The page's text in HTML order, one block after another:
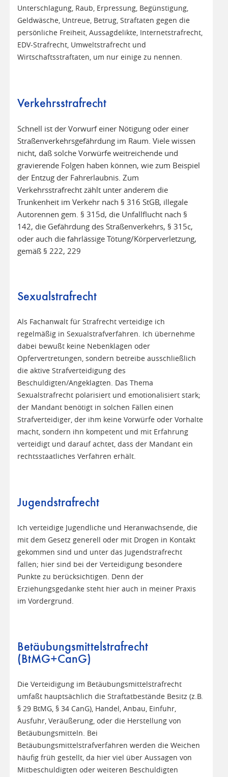
Unterschlagung, Raub, Erpressung, Begünstigung,
Geldwäsche, Untreue, Betrug, Straftaten gegen die
persönliche Freiheit, Aussagdelikte, Internetstrafrecht,
EDV-Strafrecht, Umweltstrafrecht und
Wirtschaftsstraftaten, um nur einige zu nennen.
Verkehrsstrafrecht
Schnell ist der Vorwurf einer Nötigung oder einer
Straßenverkehrsgefährdung im Raum. Viele wissen
nicht, daß solche Vorwürfe weitreichende und
gravierende Folgen haben können, wie zum Beispiel
der Entzug der Fahrerlaubnis. Zum
Verkehrsstrafrecht zählt unter anderem die
Trunkenheit im Verkehr nach § 316 StGB, illegale
Autorennen gem. § 315d, die Unfallflucht nach §
142, die Gefährdung des Straßenverkehrs, § 315c,
oder auch die fahrlässige Tötung/Körperverletzung,
gemäß § 222, 229
Sexualstrafrecht
Als Fachanwalt für Strafrecht verteidige ich
regelmäßig in Sexualstrafverfahren. Ich übernehme
dabei bewußt keine Nebenklagen oder
Opfervertretungen, sondern betreibe ausschließlich
die aktive Strafverteidigung des
Beschuldigten/Angeklagten. Das Thema
Sexualstrafrecht polarisiert und emotionalisiert stark;
der Mandant benötigt in solchen Fällen einen
Strafverteidiger, der ihm keine Vorwürfe oder Vorhalte
macht, sondern ihn kompetent und mit Erfahrung
verteidigt und darauf achtet, dass der Mandant ein
rechtsstaatliches Verfahren erhält.
Jugendstrafrecht
Ich verteidige Jugendliche und Heranwachsende, die
mit dem Gesetz generell oder mit Drogen in Kontakt
gekommen sind und unter das Jugendstrafrecht
fallen; hier sind bei der Verteidigung besondere
Punkte zu berücksichtigen. Denn der
Erziehungsgedanke steht hier auch in meiner Praxis
im Vordergrund.
Betäubungsmittelstrafrecht
(BtMG+CanG)
Die Verteidigung im Betäubungsmittelstrafrecht
umfaßt hauptsächlich die Straftatbestände Besitz (z.B.
§ 29 BtMG, § 34 CanG), Handel, Anbau, Einfuhr,
Ausfuhr, Veräußerung, oder die Herstellung von
Betäubungsmitteln. Bei
Betäubungsmittelstrafverfahren werden die Weichen
häufig früh gestellt, da hier viel über Aussagen von
Mitbeschuldigten oder weiteren Beschuldigten